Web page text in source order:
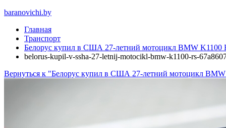
baranovichi.by
Главная
Транспорт
Белорус купил в США 27-летний мотоцикл BMW K1100
belorus-kupil-v-ssha-27-letnij-motocikl-bmw-k1100-rs-
Вернуться к "Белорус купил в США 27-летний мотоцикл